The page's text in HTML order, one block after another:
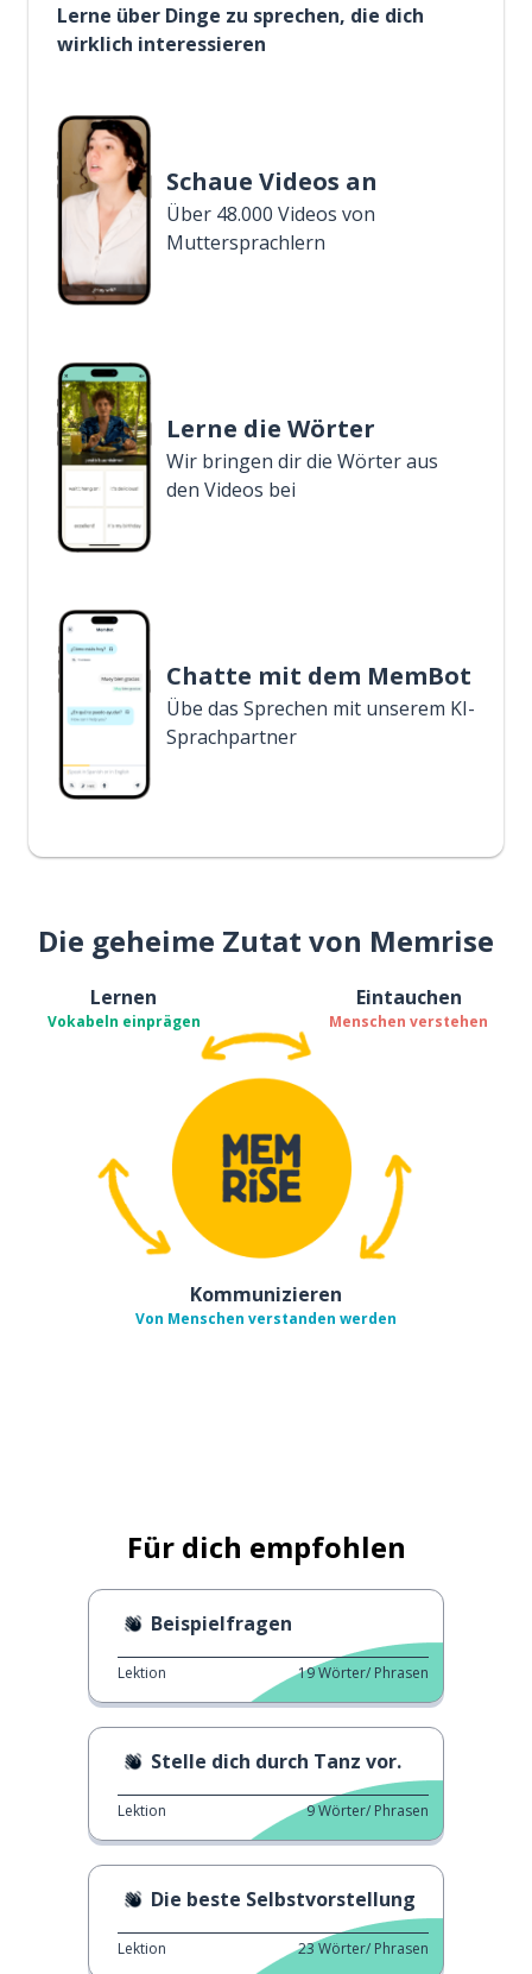
Lerne über Dinge zu sprechen, die dich
wirklich interessieren
Schaue Videos an
Über 48.000 Videos von
Muttersprachlern
Lerne die Wörter
Wir bringen dir die Wörter aus
den Videos bei
Chatte mit dem MemBot
Übe das Sprechen mit unserem KI-
Sprachpartner
Die geheime Zutat von Memrise
Lernen
Vokabeln einprägen
Eintauchen
Menschen verstehen
Kommunizieren
Von Menschen verstanden werden
Für dich empfohlen
Beispielfragen
Lektion 19Wörter/ Phrasen
Stelle dich durch Tanz vor.
Lektion 9Wörter/ Phrasen
Die beste Selbstvorstellung
Lektion 23Wörter/ Phrasen